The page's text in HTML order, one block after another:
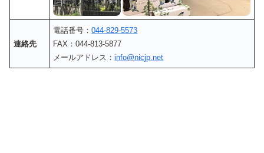
連絡先
電話番号：044-829-5573
FAX：044-813-5877
メールアドレス：info@nicjp.net